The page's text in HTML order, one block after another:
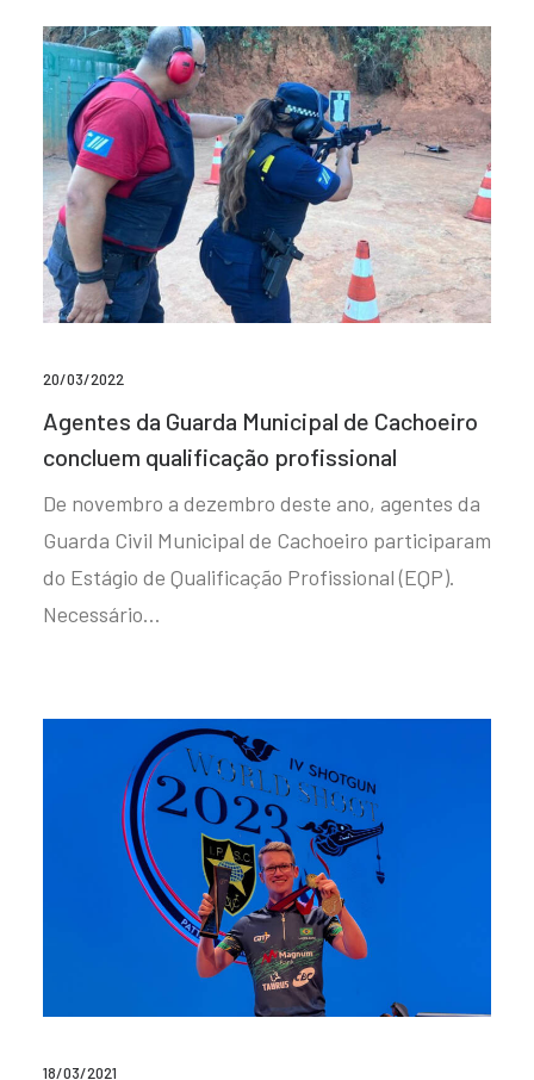
20/03/2022
Agentes da Guarda Municipal de Cachoeiro
concluem qualificação profissional
De novembro a dezembro deste ano, agentes da
Guarda Civil Municipal de Cachoeiro participaram
do Estágio de Qualificação Profissional (EQP).
Necessário…
18/03/2021